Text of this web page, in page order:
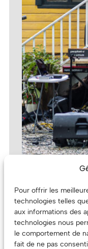
Pour offrir les
technologies telles
aux informations des
technologies nous
le comportement de
fait de ne pas